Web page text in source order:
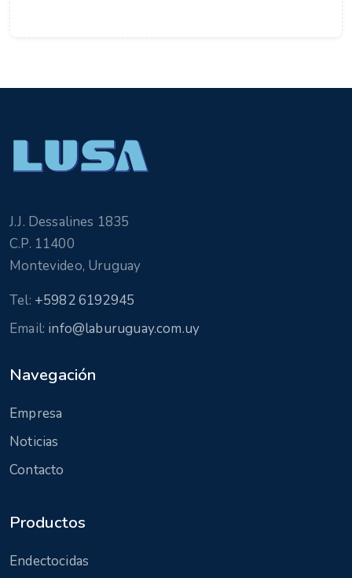
J.J. Dessalines 1835
C.P. 11400
Montevideo, Uruguay
Tel: +5982 6192945
Email: info@laburuguay.com.uy
Navegación
Empresa
Noticias
Contacto
Productos
Endectocidas